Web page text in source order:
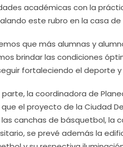
académicas con la
este rubro en la casa de
que más alumnas y
brindar las condiciones
fortaleciendo el deporte
parte, la coordinadora de
el proyecto de la Ciudad
canchas de básquetbol, la
se prevé además la